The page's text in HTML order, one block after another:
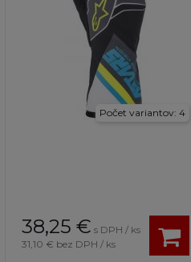
Počet variantov: 4
38,25 € s DPH / ks
31,10 € bez DPH / ks